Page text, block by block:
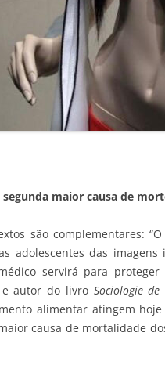
maior causa de
são complementares:
adolescentes das
servirá para
e autor do livro Sociologie
alimentar atingem
causa de mortalidade